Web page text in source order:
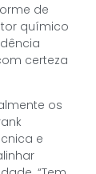
de
químico
certeza
os
e